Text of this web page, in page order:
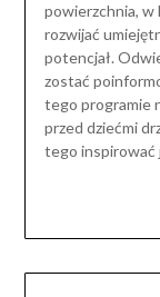
powierzchnia, w
rozwijać
potencjał.
zostać
tego programie
przed dziećmi
tego inspirować